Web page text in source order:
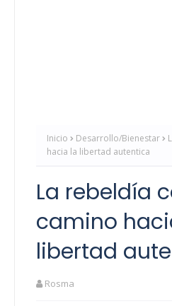
Inicio Desarrollo/Bienestar
hacia la libertad autentica
La rebeldía
camino
libertad
Rosma